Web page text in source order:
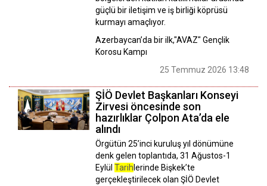
güçlü bir iletişim ve iş birliği köprüsü
kurmayı amaçlıyor.
Azerbaycan’da bir ilk,"AVAZ" Gençlik
Korosu Kampı
25 Temmuz 2026 13:48
ŞİÖ Devlet Başkanları Konseyi
Zirvesi öncesinde son
hazırlıklar Çolpon Ata’da ele
alındı
Örgütün 25’inci kuruluş yıl dönümüne
denk gelen toplantıda, 31 Ağustos-1
Eylül Tarih lerinde Bişkek’te
gerçekleştirilecek olan ŞİÖ Devlet